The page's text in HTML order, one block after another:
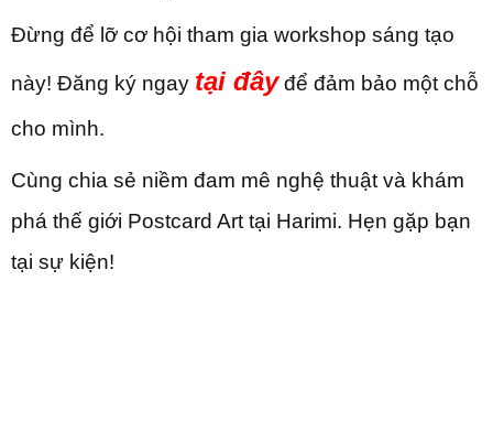
Đừng để lỡ cơ hội tham gia workshop sáng tạo
này! Đăng ký ngay tại đâyđể đảm bảo một chỗ
cho mình.
Cùng chia sẻ niềm đam mê nghệ thuật và khám
phá thế giới Postcard Art tại Harimi. Hẹn gặp bạn
tại sự kiện!